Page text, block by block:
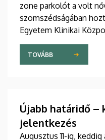
zone parkolót a volt
szomszédságában
Egyetem Klinikai
Az új területet
a járművek előtt.
TOVÁBB
Újabb határidő –
jelentkezés
Augusztus 11-ig,